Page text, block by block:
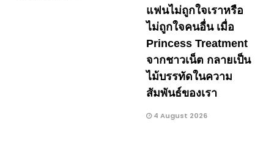
แฟนไม่ถูกใจเราหรือ
ไม่ถูกใจคนอื่น เมื่อ
Princess Treatment
จากชาวเน็ต กลายเป็น
ไม้บรรทัดในความ
สัมพันธ์ของเรา
4 August 2026